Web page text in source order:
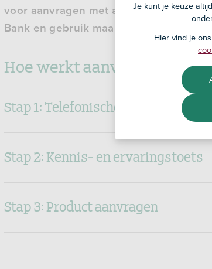
voor aanvragen met advies of
Bank en gebruik maakt (of wilt gaan
Hoe werkt aanvragen
Stap 1: Telefonische afspraak
Stap 2: Kennis- en ervaringstoets
Stap 3: Product aanvragen
Je kunt je keuze
Hier vind je ons